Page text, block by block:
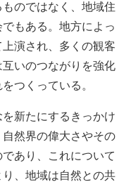
のではなく、地域住
もある。地方によっ
演され、多くの観客
いのつながりを強化
つくっている。
新たにするきっかけ
然界の偉大さやその
あり、これについて
、地域は自然との共